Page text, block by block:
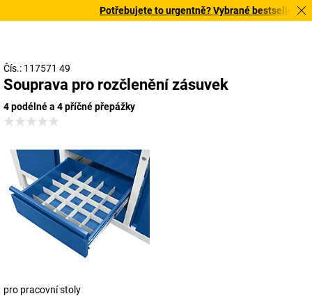
Potřebujete to urgentně? Vybrané bestsellery
Čís.: 117571 49
Souprava pro rozčlenění zásuvek
4 podélné a 4 příčné přepážky
pro pracovní stoly